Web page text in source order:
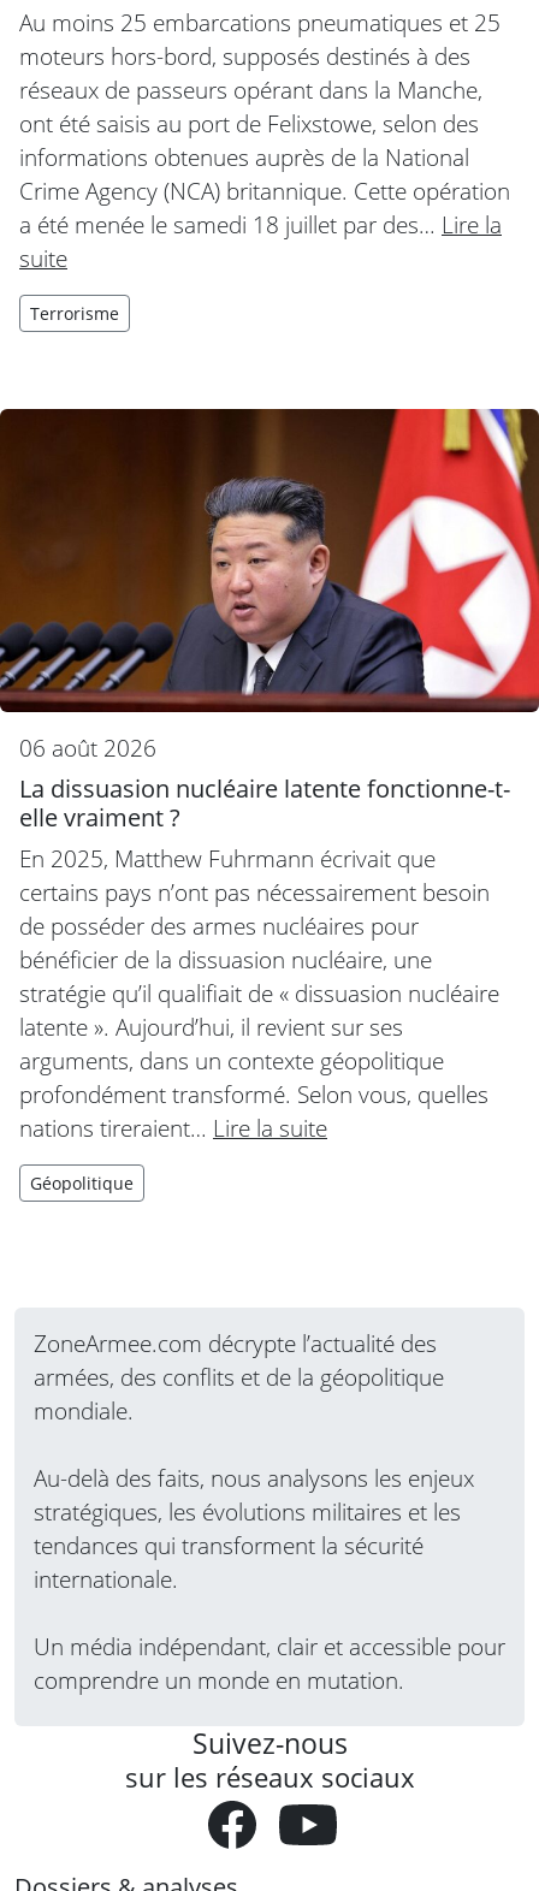
Au moins 25 embarcations pneumatiques et 25
moteurs hors-bord, supposés destinés à des
réseaux de passeurs opérant dans la Manche,
ont été saisis au port de Felixstowe, selon des
informations obtenues auprès de la National
Crime Agency (NCA) britannique. Cette opération
a été menée le samedi 18 juillet par des… Lire la
suite
Terrorisme
06 août 2026
La dissuasion nucléaire latente fonctionne-t-
elle vraiment ?
En 2025, Matthew Fuhrmann écrivait que
certains pays n’ont pas nécessairement besoin
de posséder des armes nucléaires pour
bénéficier de la dissuasion nucléaire, une
stratégie qu’il qualifiait de « dissuasion nucléaire
latente ». Aujourd’hui, il revient sur ses
arguments, dans un contexte géopolitique
profondément transformé. Selon vous, quelles
nations tireraient… Lire la suite
Géopolitique
ZoneArmee.com décrypte l’actualité des
armées, des conflits et de la géopolitique
mondiale.
Au-delà des faits, nous analysons les enjeux
stratégiques, les évolutions militaires et les
tendances qui transforment la sécurité
internationale.
Un média indépendant, clair et accessible pour
comprendre un monde en mutation.
Suivez-nous
sur les réseaux sociaux